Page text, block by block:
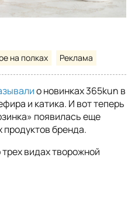
на полках Реклама
о новинках 365kun в
и катика. И вот теперь
появилась еще
бренда.
видах творожной